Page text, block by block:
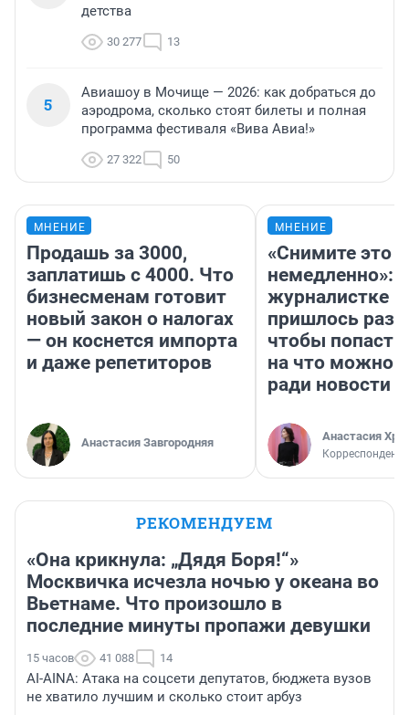
детства
30 277 13
5
Авиашоу в Мочище — 2026: как добраться до
аэродрома, сколько стоят билеты и полная
программа фестиваля «Вива Авиа!»
27 322 50
МНЕНИЕ
Продашь за 3000,
заплатишь с 4000. Что
бизнесменам готовит
новый закон о налогах
— он коснется импорта
и даже репетиторов
Анастасия Завгородняя
МНЕНИЕ
«Снимите это
немедленно»:
журналистке
пришлось
чтобы попасть
на что можно
ради новости
Анастасия
Корреспондент
РЕКОМЕНДУЕМ
«Она крикнула: „Дядя Боря!“»
Москвичка исчезла ночью у океана во
Вьетнаме. Что произошло в
последние минуты пропажи девушки
15 часов 41 088 14
AI-AINA: Атака на соцсети депутатов, бюджета вузов
не хватило лучшим и сколько стоит арбуз